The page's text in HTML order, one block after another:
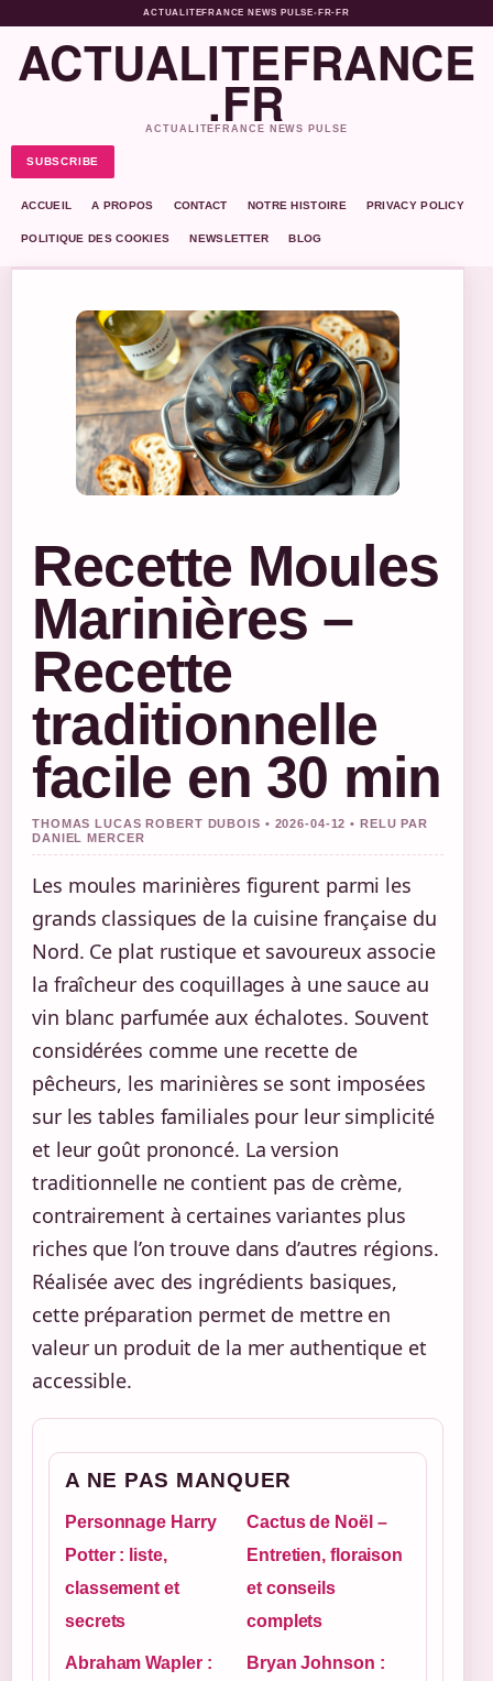
ACTUALITEFRANCE NEWS PULSE• FR-FR
ACTUALITEFRANCE
.FR
ACTUALITEFRANCE NEWS PULSE
SUBSCRIBE
ACCUEIL A PROPOS CONTACT NOTRE HISTOIRE PRIVACY POLICY
POLITIQUE DES COOKIES NEWSLETTER BLOG
Recette Moules
Marinières –
Recette
traditionnelle
facile en 30 min
THOMAS LUCAS ROBERT DUBOIS • 2026-04-12 • RELU PAR
DANIEL MERCER
Les moules marinières figurent parmi les
grands classiques de la cuisine française du
Nord. Ce plat rustique et savoureux associe
la fraîcheur des coquillages à une sauce au
vin blanc parfumée aux échalotes. Souvent
considérées comme une recette de
pêcheurs, les marinières se sont imposées
sur les tables familiales pour leur simplicité
et leur goût prononcé. La version
traditionnelle ne contient pas de crème,
contrairement à certaines variantes plus
riches que l’on trouve dans d’autres régions.
Réalisée avec des ingrédients basiques,
cette préparation permet de mettre en
valeur un produit de la mer authentique et
accessible.
A NE PAS MANQUER
Personnage Harry
Potter : liste,
classement et
secrets
Cactus de Noël –
Entretien, floraison
et conseils
complets
Abraham Wapler :
Bryan Johnson :